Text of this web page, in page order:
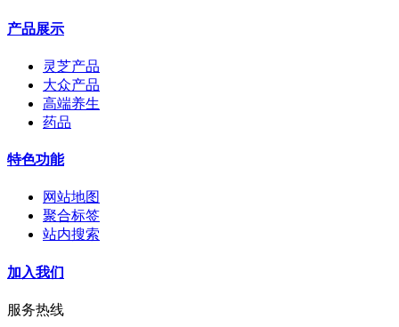
产品展示
灵芝产品
大众产品
高端养生
药品
特色功能
网站地图
聚合标签
站内搜索
加入我们
服务热线